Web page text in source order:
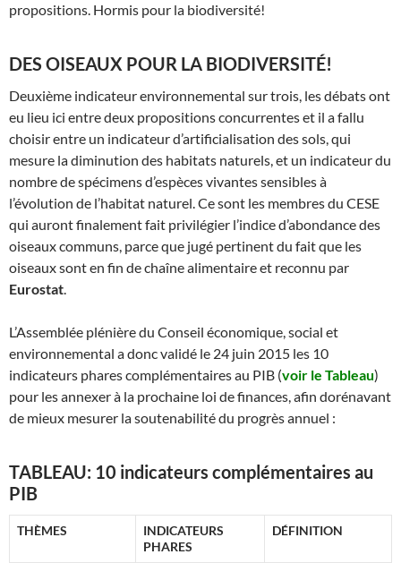
propositions. Hormis pour la biodiversité!
DES OISEAUX POUR LA BIODIVERSITÉ!
Deuxième indicateur environnemental sur trois, les débats ont
eu lieu ici entre deux propositions concurrentes et il a fallu
choisir entre un indicateur d’artificialisation des sols, qui
mesure la diminution des habitats naturels, et un indicateur du
nombre de spécimens d’espèces vivantes sensibles à
l’évolution de l’habitat naturel. Ce sont les membres du CESE
qui auront finalement fait privilégier l’indice d’abondance des
oiseaux communs, parce que jugé pertinent du fait que les
oiseaux sont en fin de chaîne alimentaire et reconnu par
Eurostat.
L’Assemblée plénière du Conseil économique, social et
environnemental a donc validé le 24 juin 2015 les 10
indicateurs phares complémentaires au PIB (voir le Tableau)
pour les annexer à la prochaine loi de finances, afin dorénavant
de mieux mesurer la soutenabilité du progrès annuel :
TABLEAU: 10 indicateurs complémentaires au
PIB
THÈMES
INDICATEURS
PHARES
DÉFINITION